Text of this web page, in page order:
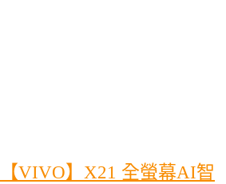
【VIVO】X21 全螢幕AI智